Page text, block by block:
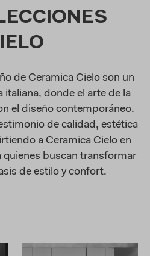
de Ceramica Cielo son un
italiana, donde el arte de la
el diseño contemporáneo.
de calidad, estética
a Ceramica Cielo en
quienes buscan transformar
de estilo y confort.